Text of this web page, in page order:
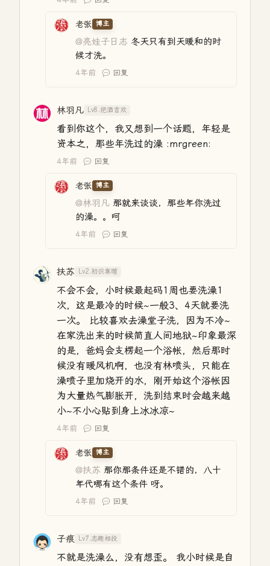
老张 博主
@亮娃子日志 冬天只有到天暖和的时
候才洗。
4年前 回复
林羽凡 Lv8.把酒言欢
看到你这个，我又想到一个话题，年轻是
资本之，那些年洗过的澡 :mrgreen:
4年前 回复
老张 博主
@林羽凡 那就来谈谈，那些年你洗过
的澡。。呵
4年前 回复
扶苏 Lv2.初识寒暄
不会不会，小时候最起码1周也要洗澡1
次，这是最冷的时候~一般3、4天就要洗
一次。 比较喜欢去澡堂子洗，因为不冷~
在家洗出来的时候简直人间地狱~印象最深
的是，爸妈会支楞起一个浴帐，然后那时
候没有暖风机啊，也没有林喷头，只能在
澡喷子里加烧开的水，刚开始这个浴帐因
为大量热气膨胀开，洗到结束时会越来越
小~不小心贴到身上冰冰凉~
4年前 回复
老张 博主
@扶苏 那你那条件还是不错的，八十
年代哪有这个条件 呀。
4年前 回复
子痕 Lv7.志趣相投
不就是洗澡么，没有想歪。 我小时候是自